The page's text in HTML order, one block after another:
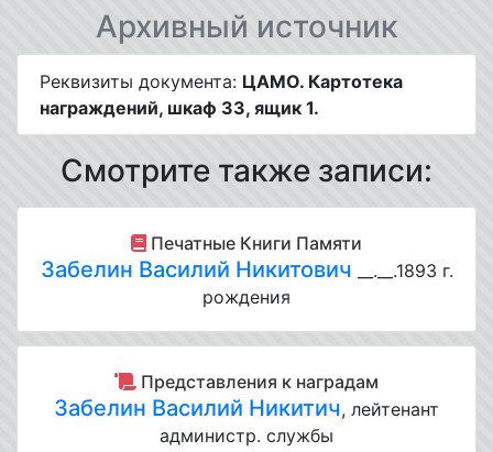
Архивный источник
Реквизиты документа: ЦАМО. Картотека
награждений, шкаф 33, ящик 1.
Смотрите также записи:
Печатные Книги Памяти
Забелин Василий Никитович __.__.1893 г.
рождения
Представления к наградам
Забелин Василий Никитич, лейтенант
администр. службы